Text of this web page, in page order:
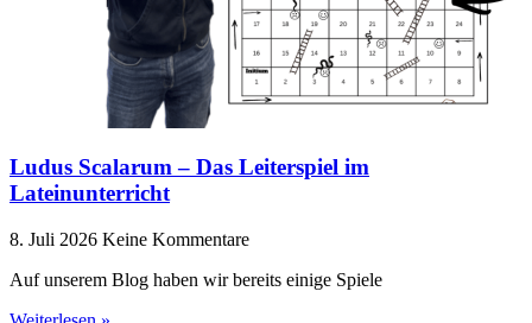
Ludus Scalarum – Das Leiterspiel im
Lateinunterricht
8. Juli 2026 Keine Kommentare
Auf unserem Blog haben wir bereits einige Spiele